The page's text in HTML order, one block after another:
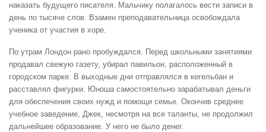
наказать будущего писателя. Мальчику полагалось вести записи в
день по тысяче слов. Взамен преподавательница освобождала
ученика от участия в хоре.
По утрам Лондон рано пробуждался. Перед школьными занятиями
продавал свежую газету, убирал павильон, расположенный в
городском парке. В выходные дни отправлялся в кегельбан и
расставлял фигурки. Юноша самостоятельно зарабатывал деньги
для обеспечения своих нужд и помощи семье. Окончив среднее
учебное заведение, Джек, несмотря на все таланты, не продолжил
дальнейшее образование. У него не было денег.